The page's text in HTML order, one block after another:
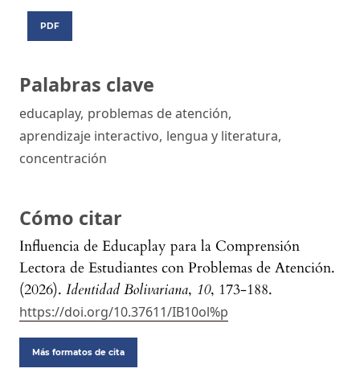
Palabras clave
educaplay, problemas de atención,
aprendizaje interactivo, lengua y literatura,
concentración
Cómo citar
Influencia de Educaplay para la Comprensión
Lectora de Estudiantes con Problemas de Atención.
(2026). Identidad Bolivariana, 10, 173-188.
https://doi.org/10.37611/IB10ol%p
Más formatos de cita
PDF